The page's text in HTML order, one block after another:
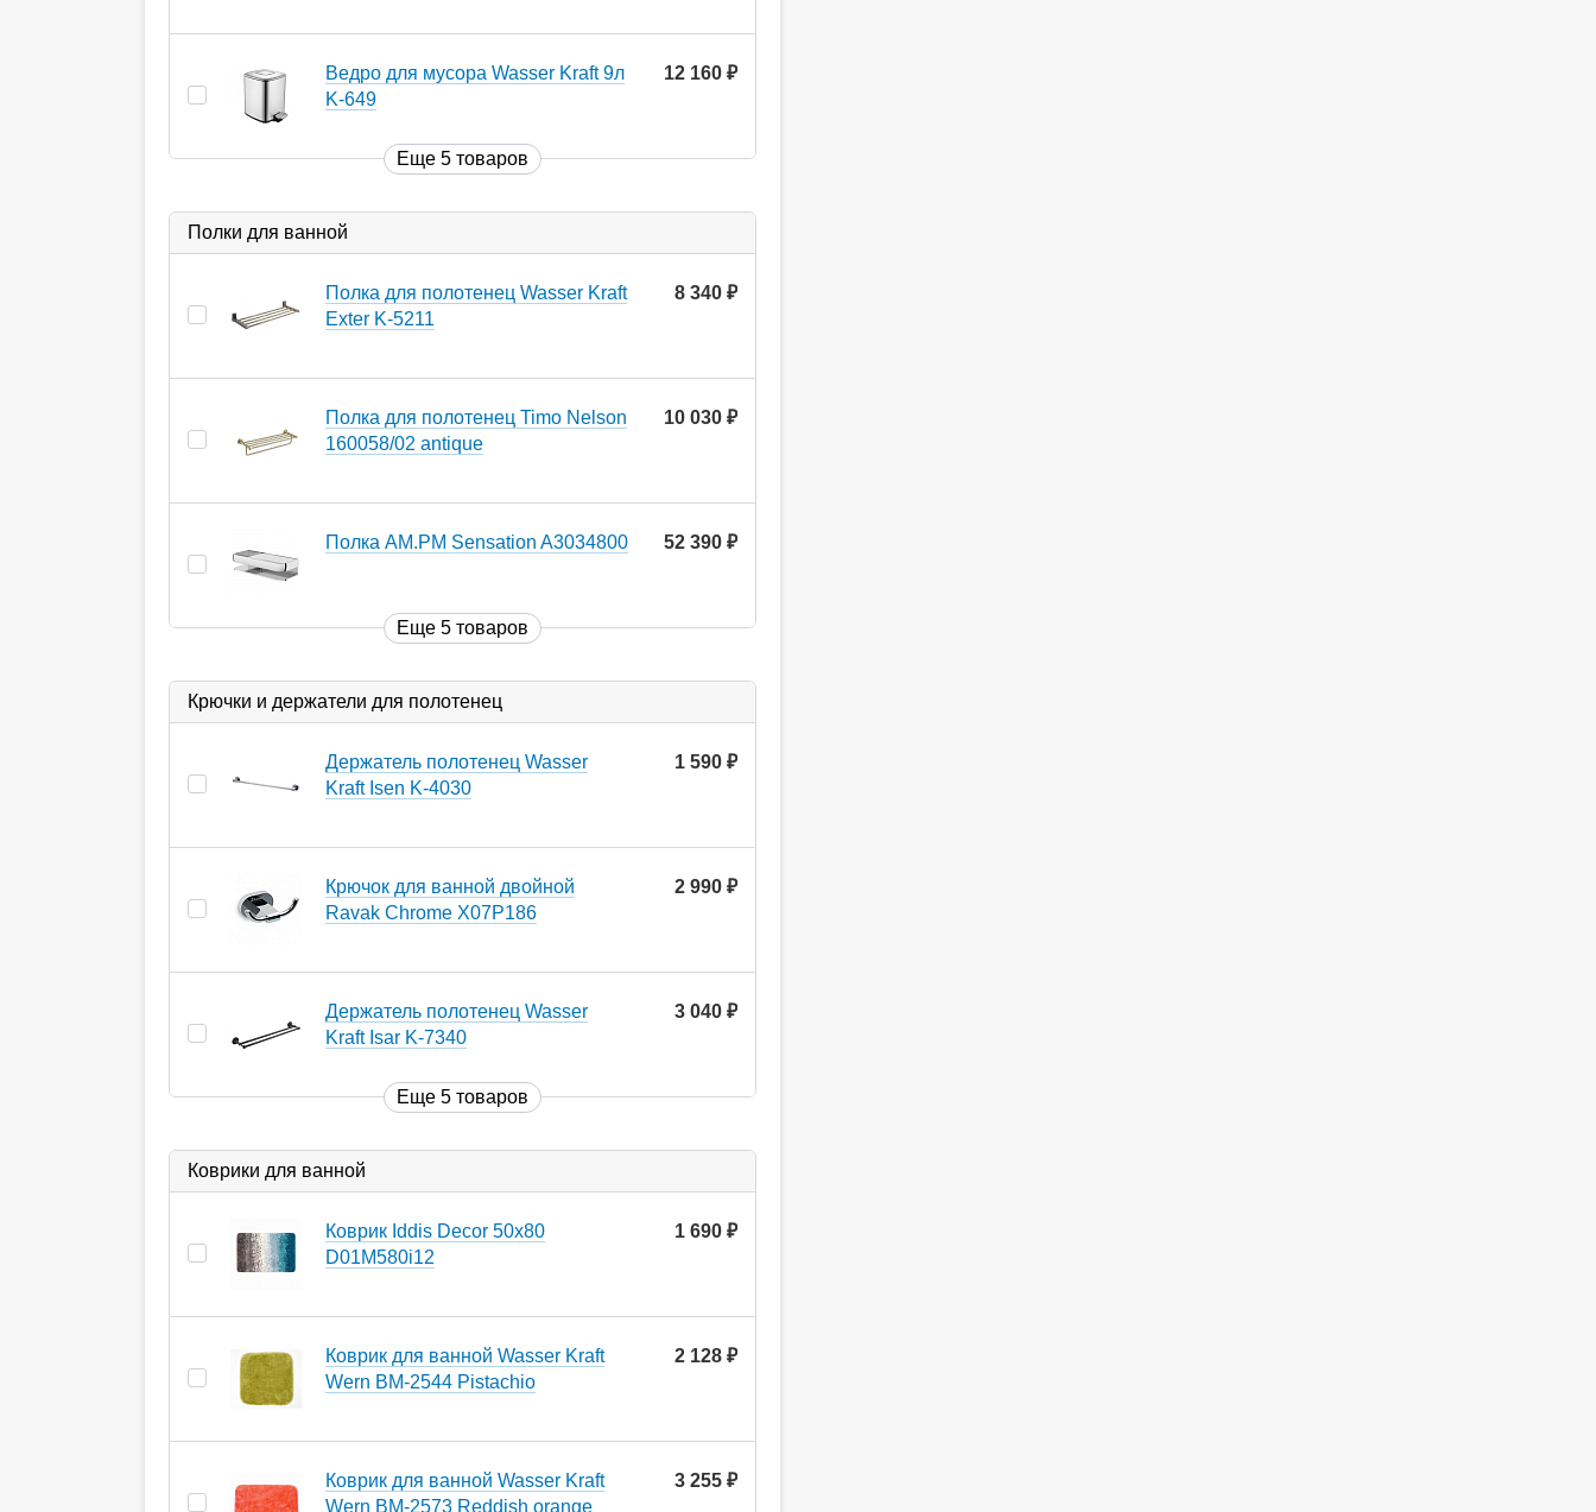
Ведро для мусора Wasser Kraft 9л
K-649
12 160
Еще 5 товаров
Полки для ванной
Полка для полотенец Wasser Kraft
Exter K-5211
8 340
Полка для полотенец Timo Nelson
160058/02 antique
10 030
Полка AM.PM Sensation A3034800 52 390
Еще 5 товаров
Крючки и держатели для полотенец
Держатель полотенец Wasser
Kraft Isen K-4030
1 590
Крючок для ванной двойной
Ravak Chrome X07P186
2 990
Держатель полотенец Wasser
Kraft Isar K-7340
3 040
Еще 5 товаров
Коврики для ванной
Коврик Iddis Decor 50х80
D01M580i12
1 690
Коврик для ванной Wasser Kraft
Wern BM-2544 Pistachio
2 128
Коврик для ванной Wasser Kraft
Wern BM-2573 Reddish orange
3 255